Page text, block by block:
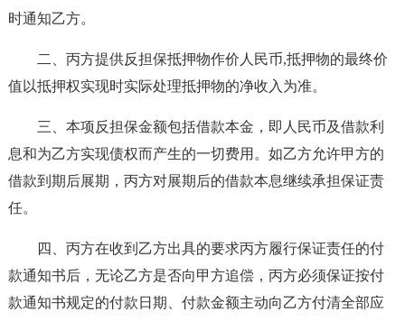
时通知乙方。
二、丙方提供反担保抵押物作价人民币,抵押物的最终价
值以抵押权实现时实际处理抵押物的净收入为准。
三、本项反担保金额包括借款本金，即人民币及借款利
息和为乙方实现债权而产生的一切费用。如乙方允许甲方的
借款到期后展期，丙方对展期后的借款本息继续承担保证责
任。
四、丙方在收到乙方出具的要求丙方履行保证责任的付
款通知书后，无论乙方是否向甲方追偿，丙方必须保证按付
款通知书规定的付款日期、付款金额主动向乙方付清全部应